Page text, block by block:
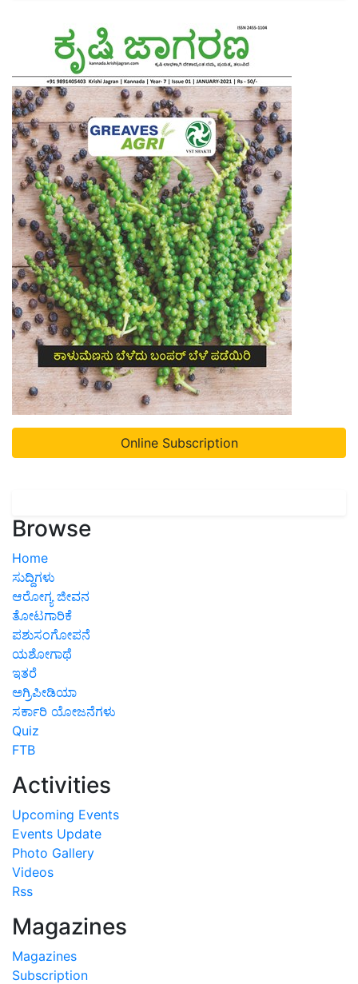
Online Subscription
Browse
Home
ಸುದ್ದಿಗಳು
ಆರೋಗ್ಯ ಜೀವನ
ತೋಟಗಾರಿಕೆ
ಪಶುಸಂಗೋಪನೆ
ಯಶೋಗಾಥೆ
ಇತರೆ
ಅಗ್ರಿಪೀಡಿಯಾ
ಸರ್ಕಾರಿ ಯೋಜನೆಗಳು
Quiz
FTB
Activities
Upcoming Events
Events Update
Photo Gallery
Videos
Rss
Magazines
Magazines
Subscription